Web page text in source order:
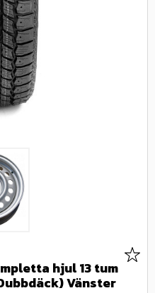
hjul 13 tum
Vänster